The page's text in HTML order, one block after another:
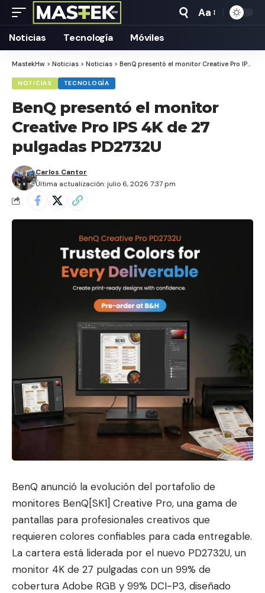
Tamaño
Aa
Noticias Tecnología Móviles
MastekHw > Noticias > Noticias > BenQ presentó el monitor Creative Pro IPS 4K de 27 pulgadas PD2732U
NOTICIAS TECNOLOGÍA
BenQ presentó el monitor
Creative Pro IPS 4K de 27
pulgadas PD2732U
Última actualización: julio 6, 2026 7:37 pm
Carlos Cantor
BenQ anunció la evolución del portafolio de
monitores BenQ[SK1] Creative Pro, una gama de
pantallas para profesionales creativos que
requieren colores confiables para cada entregable.
La cartera está liderada por el nuevo PD2732U, un
monitor 4K de 27 pulgadas con un 99% de
cobertura Adobe RGB y 99% DCI-P3, diseñado